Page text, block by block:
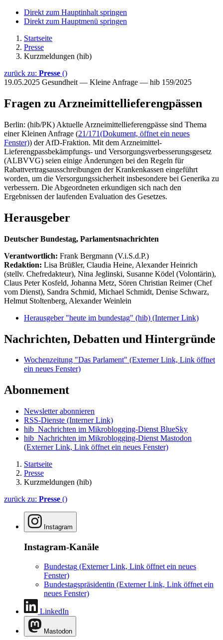
Direkt zum Hauptinhalt springen
Direkt zum Hauptmenü springen
Startseite
Presse
Kurzmeldungen (hib)
zurück zu: Presse ()
19.05.2025 Gesundheit — Kleine Anfrage — hib 159/2025
Fragen zu Arzneimittellieferengpässen
Berlin: (hib/PK) Aktuelle Arzneimittellieferengpässe sind Thema
einer Kleinen Anfrage (21/171(Dokument, öffnet ein neues
Fenster)) der AfD-Fraktion. Mit dem Arzneimittel-
Lieferengpassbekämpfungs- und Versorgungsverbesserungsgesetz
(ALBVVG) seien einige Änderungen bei den Regeln für
Rabattvertragsausschreibungen der Krankenkassen eingeführt
worden, um die Versorgungssicherheit insbesondere bei Generika zu
verbessern. Die Abgeordneten erkundigen sich nach den
Ergebnissen der laufenden Evaluation des Gesetzes.
Herausgeber
Deutscher Bundestag, Parlamentsnachrichten
Verantwortlich: Frank Bergmann (V.i.S.d.P.)
Redaktion: Lisa Brüßler, Claudia Heine, Alexander Heinrich
(stellv. Chefredakteur), Nina Jeglinski, Susanne Ködel (Volontärin),
Claus Peter Kosfeld, Johanna Metz, Sören Christian Reimer (Chef
vom Dienst), Sandra Schmid, Michael Schmidt, Denise Schwarz,
Helmut Stoltenberg, Alexander Weinlein
Herausgeber "heute im bundestag" (hib) (Interner Link)
Nachrichten, Debatten und Hintergründe
Wochenzeitung "Das Parlament" (Externer Link, Link öffnet
ein neues Fenster)
Abonnement
Newsletter abonnieren
RSS-Dienste (Interner Link)
hib_Nachrichten im Mikroblogging-Dienst BlueSky
hib_Nachrichten im Mikroblogging-Dienst Mastodon
(Externer Link, Link öffnet ein neues Fenster)
Startseite
Presse
Kurzmeldungen (hib)
zurück zu: Presse ()
Instagram
Instagram-Kanäle
Bundestag (Externer Link, Link öffnet ein neues
Fenster)
Bundestagspräsidentin (Externer Link, Link öffnet ein
neues Fenster)
LinkedIn
Mastodon